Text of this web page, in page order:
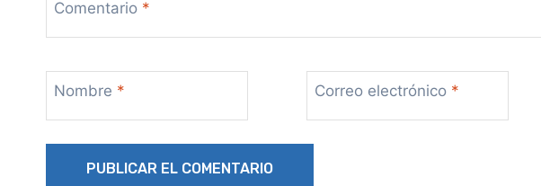
Comentario *
Nombre * Correo electrónico *